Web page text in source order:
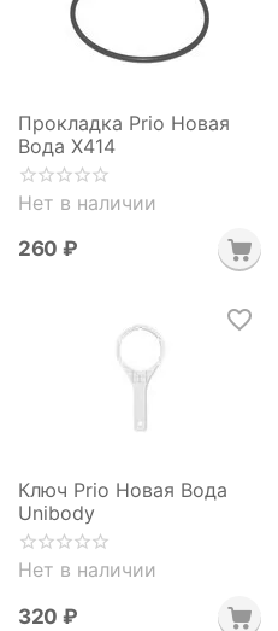
Прокладка Prio Новая
Вода X414
Нет в наличии
‍260‍ ₽
Ключ Prio Новая Вода
Unibody
Нет в наличии
‍320‍ ₽